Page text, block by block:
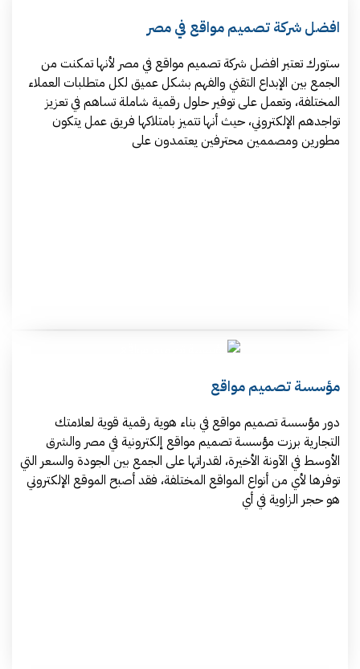
افضل شركة تصميم مواقع في مصر
ستورك تعتبر افضل شركة تصميم مواقع في مصر لأنها تمكنت من
الجمع بين الإبداع التقني والفهم بشكل عميق لكل متطلبات العملاء
المختلفة، وتعمل على توفير حلول رقمية شاملة تساهم في تعزيز
تواجدهم الإلكتروني، حيث أنها تتميز بامتلاكها فريق عمل يتكون
مطورين ومصممين محترفين يعتمدون على
مؤسسة تصميم مواقع
دور مؤسسة تصميم مواقع في بناء هوية رقمية قوية لعلامتك
التجارية برزت مؤسسة تصميم مواقع إلكترونية في مصر والشرق
الأوسط في الآونة الأخيرة، لقدراتها على الجمع بين الجودة والسعر التي
توفرها لأي من أنواع المواقع المختلفة، فقد أصبح الموقع الإلكتروني
هو حجر الزاوية في أي